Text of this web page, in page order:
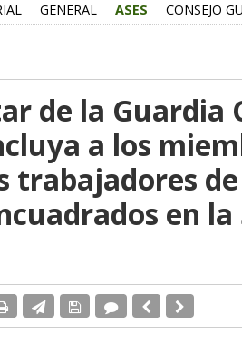
GENERAL ASES CONSEJO
de la Guardia
a los
trabajadores
en la